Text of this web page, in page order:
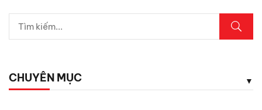
5 vị trí trên ô tô cần kiểm tra ngay sau mưa lớn
Top dụng cụ cứu hộ mọi tài xế cần có phòng khi hết ắc
CHUYÊN MỤC